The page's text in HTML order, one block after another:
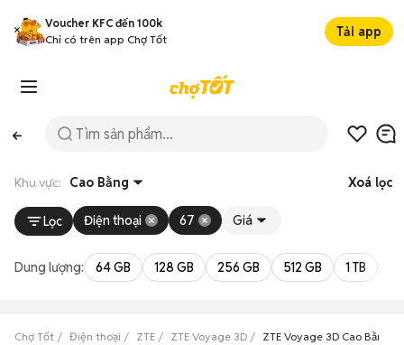
Voucher KFC đến 100k
Chỉ có trên app Chợ Tốt
Tải app
Khu vực: Cao Bằng Xoá lọc
Lọc Điện thoại 67 Giá
Dung lượng: 64 GB 128 GB 256 GB 512 GB 1 TB
Chợ Tốt Điện thoại ZTE ZTE Voyage 3D ZTE Voyage 3D Cao Bằng